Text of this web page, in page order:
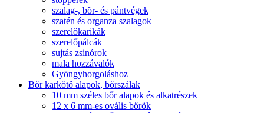
szalag-, bõr- és pántvégek
szatén és organza szalagok
szerelőkarikák
szerelőpálcák
sujtás zsinórok
mala hozzávalók
Gyöngyhorgoláshoz
Bőr karkötő alapok, bőrszálak
10 mm széles bőr alapok és alkatrészek
12 x 6 mm-es ovális bőrök